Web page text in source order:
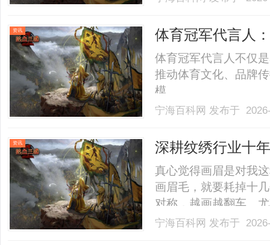
益生菌养胃粉含有六
中，.........
资讯 体育冠军代言人
体育冠军代言人不仅
推动体育文化、品牌
模。......
宁海百科网 发布于
资讯
深耕纹绣行业十
为半永久定妆头
真心觉得画眉是对我
画眉毛，就要耗掉十
对称，越画越翻车。
掉，真的又费时间又
宁海百科网 发布于